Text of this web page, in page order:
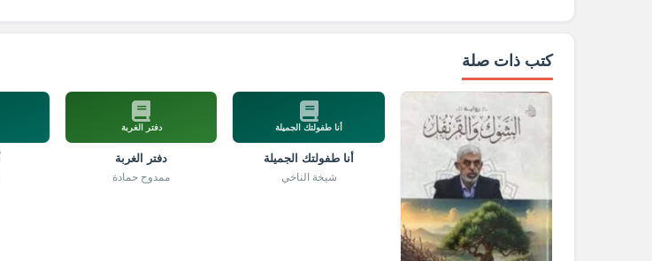
كتب ذات صلة
أنا طفولتك الجميلة
أنا طفولتك الجميلة
شيخة الناخي
دفتر الغربة
دفتر الغربة
ممدوح حمادة